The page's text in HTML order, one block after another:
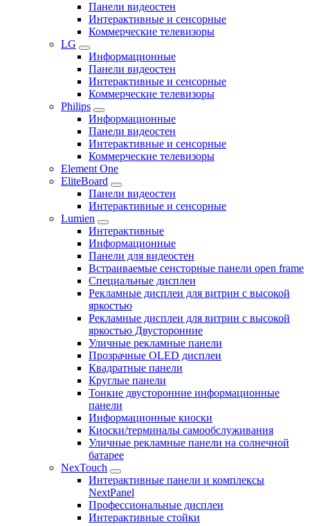
Панели видеостен
Интерактивные и сенсорные
Коммерческие телевизоры
LG
Информационные
Панели видеостен
Интерактивные и сенсорные
Коммерческие телевизоры
Philips
Информационные
Панели видеостен
Интерактивные и сенсорные
Коммерческие телевизоры
Element One
EliteBoard
Панели видеостен
Интерактивные и сенсорные
Lumien
Интерактивные
Информационные
Панели для видеостен
Встраиваемые сенсторные панели open frame
Специальные дисплеи
Рекламные дисплеи для витрин с высокой
яркостью
Рекламные дисплеи для витрин с высокой
яркостью Двусторонние
Уличные рекламные панели
Прозрачные OLED дисплеи
Квадратные панели
Круглые панели
Тонкие двусторонние информационные
панели
Информационные киоски
Киоски/терминалы самообслуживания
Уличные рекламные панели на солнечной
батарее
NexTouch
Интерактивные панели и комплексы
NextPanel
Профессиональные дисплеи
Интерактивные стойки